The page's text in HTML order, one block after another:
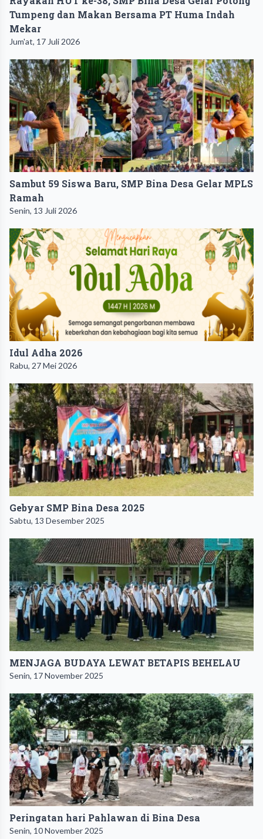
Tumpeng dan Makan Bersama PT Huma Indah
Mekar
Jum'at, 17 Juli 2026
Sambut 59 Siswa Baru, SMP Bina Desa Gelar MPLS
Ramah
Senin, 13 Juli 2026
Idul Adha 2026
Rabu, 27 Mei 2026
Gebyar SMP Bina Desa 2025
Sabtu, 13 Desember 2025
MENJAGA BUDAYA LEWAT BETAPIS BEHELAU
Senin, 17 November 2025
Peringatan hari Pahlawan di Bina Desa
Senin, 10 November 2025